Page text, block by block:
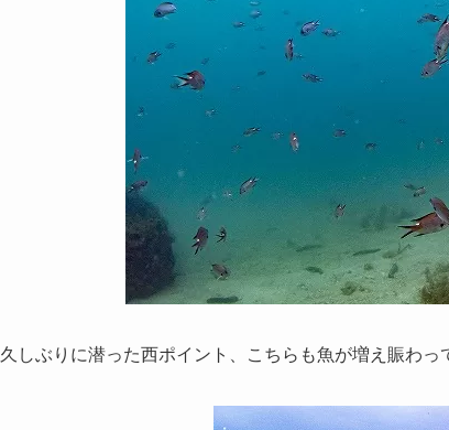
久しぶりに潜った西ポイント、こちらも魚が増え賑わっ